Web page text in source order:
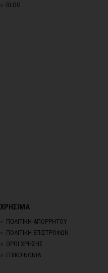
BLOG
ΧΡΗΣΙΜΑ
ΠΟΛΙΤΙΚΗ ΑΠΟΡΡΗΤΟΥ
ΠΟΛΙΤΙΚΗ ΕΠΙΣΤΡΟΦΩΝ
ΟΡΟΙ ΧΡΗΣΗΣ
ΕΠΙΚΟΙΝΩΝΙΑ